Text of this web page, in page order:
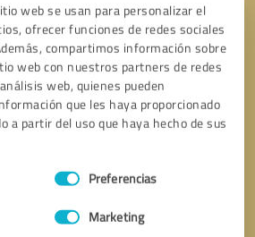
web se usan para personalizar el
ofrecer funciones de redes sociales
compartimos información sobre
web con nuestros partners de redes
web, quienes pueden
que les haya proporcionado
a partir del uso que haya hecho de sus
Preferencias
Marketing